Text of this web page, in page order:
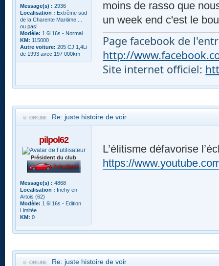
Message(s) : 2936
Localisation : Extrême sud
de la Charente Maritime....
ou pas!
Modèle: 1.6l 16s - Normal
KM: 115000
Autre voiture: 205 CJ 1,4Li
de 1993 avec 197 000km
moins de rasso que
un week end c'est le
Page facebook de
http://
Site internet officiel:
Re: juste histoire de voir
pilpol62
Président du club
Message(s) : 4868
Localisation : Inchy en
Artois (62)
Modèle: 1.6l 16s - Edition
Limitée
KM: 0
L’élitisme défavorise
https://
Re: juste histoire de voir